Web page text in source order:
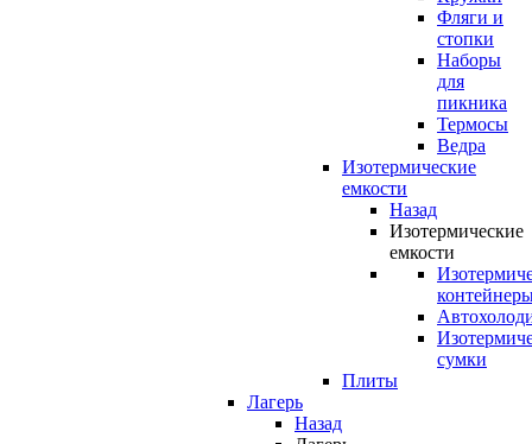
Фляги и
стопки
Наборы
для
пикника
Термосы
Ведра
Изотермические
емкости
Назад
Изотермические
емкости
сумки
Плиты
Лагерь
Назад